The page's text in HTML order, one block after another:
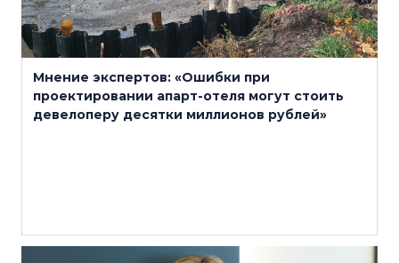
Мнение экспертов: «Ошибки при
проектировании апарт-отеля могут стоить
девелоперу десятки миллионов рублей»